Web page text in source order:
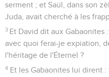
serment ; et Saül, dans son
Juda, avait cherché à les
3 Et David dit aux Gabaonites
avec quoi ferai-je expiation,
l'héritage de l'Éternel ?
4 Et les Gabaonites lui dirent